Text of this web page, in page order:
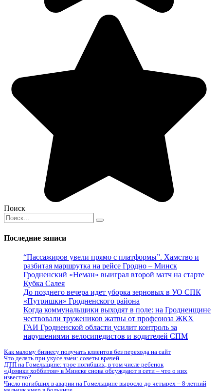
Поиск
Search
for:
Последние записи
“Пассажиров увели прямо с платформы”. Хамство и
разбитая маршрутка на рейсе Гродно – Минск
Гродненский «Неман» выиграл второй матч на старте
Кубка Салея
До позднего вечера идет уборка зерновых в УО СПК
«Путришки» Гродненского района
Когда коммунальщики выходят в поле: на Гродненщине
чествовали тружеников жатвы от профсоюза ЖКХ
ГАИ Гродненской области усилит контроль за
нарушениями велосипедистов и водителей СПМ
Как малому бизнесу получать клиентов без перехода на сайт
Что делать при укусе змеи: советы врачей
ДТП на Гомельщине: трое погибших, в том числе ребенок
«Домики хоббитов» в Минске снова обсуждают в сети – что о них
известно?
Число погибших в аварии на Гомельщине выросло до четырех – 8-летний